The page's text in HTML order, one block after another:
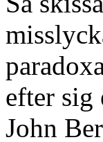
efter
John